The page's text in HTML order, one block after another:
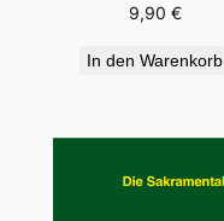
9,90 €
In den Warenkorb